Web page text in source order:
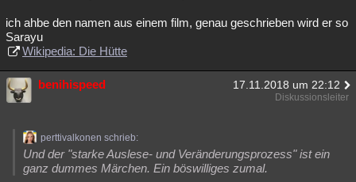
ich ahbe den namen aus einem film, genau geschrieben wird er so
Sarayu
Wikipedia: Die Hütte
benihispeed 17.11.2018 um 22:12
Diskussionsleiter
perttivalkonen schrieb:
Und der "starke Auslese- und Veränderungsprozess" ist ein
ganz dummes Märchen. Ein böswilliges zumal.